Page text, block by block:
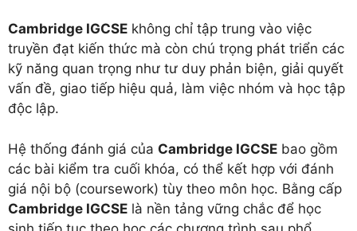
Cambridge IGCSE không chỉ tập trung vào việc
truyền đạt kiến thức mà còn chú trọng phát triển các
kỹ năng quan trọng như tư duy phản biện, giải quyết
vấn đề, giao tiếp hiệu quả, làm việc nhóm và học tập
độc lập.
Hệ thống đánh giá của Cambridge IGCSE bao gồm
các bài kiểm tra cuối khóa, có thể kết hợp với đánh
giá nội bộ (coursework) tùy theo môn học. Bằng cấp
Cambridge IGCSE là nền tảng vững chắc để học